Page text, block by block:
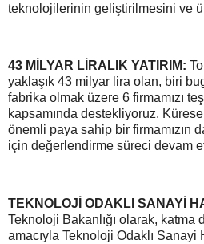
teknolojilerinin geliştirilmesini ve
43 MİLYAR LİRALIK YATIRIM:
yaklaşık 43 milyar lira olan, biri
fabrika olmak üzere 6 firmamızı
kapsamında destekliyoruz.
önemli paya sahip bir firmamızın
için değerlendirme süreci devam
TEKNOLOJİ ODAKLI SANAYİ
Teknoloji Bakanlığı olarak, katma
amacıyla Teknoloji Odaklı Sanayi